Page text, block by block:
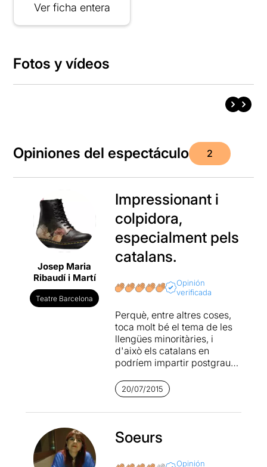
Ver ficha entera
Fotos y vídeos
Opiniones del espectáculo 2
Josep Maria
Ribaudí i Martí
Teatre Barcelona
Impressionant i
colpidora,
especialment pels
catalans.
Opinión
verificada
Perquè, entre altres coses,
toca molt bé el tema de les
llengües minoritàries, i
d'això els catalans en
podríem impartir postgraus.
passa al Canadà on el
francès és minoritari) és el
detonant que fa que una
laboral com de
reconeixement, exploti. "La
protagonista no sap encara
20/07/2015
Soeurs
Opinión